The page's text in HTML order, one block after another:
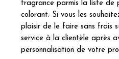
fragrance parmis la liste de
colorant. Si vous les
plaisir de le faire sans frais
service à la clientèle après
personnalisation de votre